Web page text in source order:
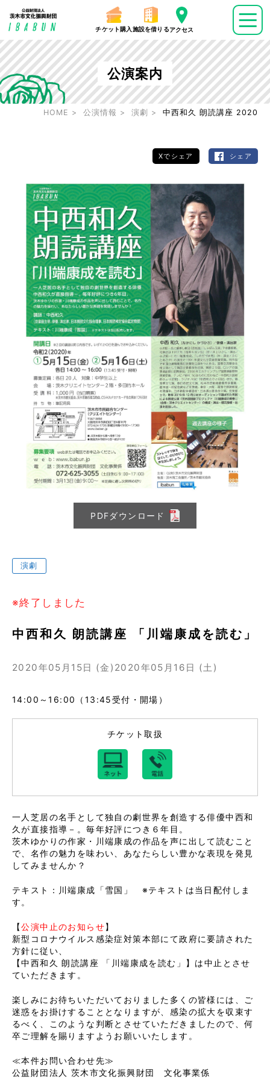
チケット購入 施設を借りるアクセス
公演案内
HOME 公演情報 演劇 中西和久 朗読講座 2020
Xでシェア シェア
PDFダウンロード
演劇
※終了しました
中西和久 朗読講座 「川端康成を読む」
2020年05月15日 (金) 2020年05月16日 (土)
14:00～16:00（13:45受付・開場）
チケット取扱
一人芝居の名手として独自の劇世界を創造する俳優中西和
久が直接指導－。毎年好評につき６年目。
茨木ゆかりの作家・川端康成の作品を声に出して読むこと
で、名作の魅力を味わい、あなたらしい豊かな表現を発見
してみませんか？
テキスト：川端康成「雪国」 ※テキストは当日配付しま
す。
【公演中止のお知らせ】
新型コロナウイルス感染症対策本部にて政府に要請された
方針に従い、
【中西和久 朗読講座 「川端康成を読む」】は中止とさせ
ていただきます。
楽しみにお待ちいただいておりました多くの皆様には、ご
迷惑をお掛けすることとなりますが、感染の拡大を収束す
るべく、このような判断とさせていただきましたので、何
卒ご理解を賜りますようお願いいたします。
≪本件お問い合わせ先≫
公益財団法人 茨木市文化振興財団 文化事業係